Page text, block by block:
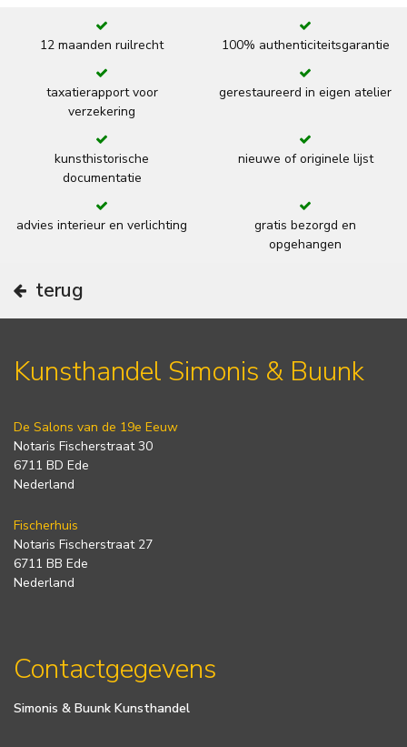
12 maanden ruilrecht 100% authenticiteitsgarantie
taxatierapport voor
verzekering
gerestaureerd in eigen atelier
kunsthistorische
documentatie
nieuwe of originele lijst
advies interieur en verlichting
gratis bezorgd en
opgehangen
terug
Kunsthandel Simonis & Buunk
De Salons van de 19e Eeuw
Notaris Fischerstraat 30
6711 BD Ede
Nederland
Fischerhuis
Notaris Fischerstraat 27
6711 BB Ede
Nederland
Contactgegevens
Simonis & Buunk Kunsthandel